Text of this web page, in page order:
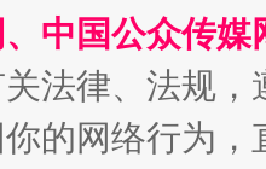
中国公众传
法律、法规
的网络行为